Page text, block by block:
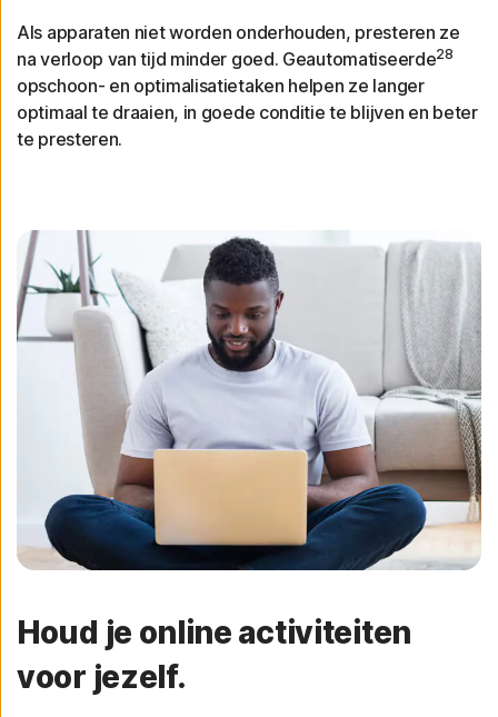
Als apparaten niet worden onderhouden, presteren ze
na verloop van tijd minder goed. Geautomatiseerde28
opschoon- en optimalisatietaken helpen ze langer
optimaal te draaien, in goede conditie te blijven en beter
te presteren.
Houd je online activiteiten
voor jezelf.